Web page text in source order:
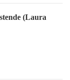
(Laura